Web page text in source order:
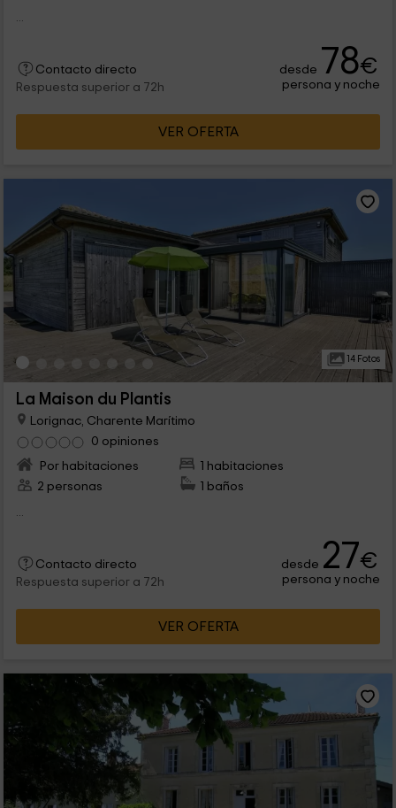
...
Contacto directo
Respuesta superior a 72h
desde 78€
persona y noche
VER OFERTA
14 Fotos
La Maison du Plantis
Lorignac, Charente Marítimo
0 opiniones
Por habitaciones
1 habitaciones
2 personas
1 baños
...
Contacto directo
Respuesta superior a 72h
desde 27€
persona y noche
VER OFERTA